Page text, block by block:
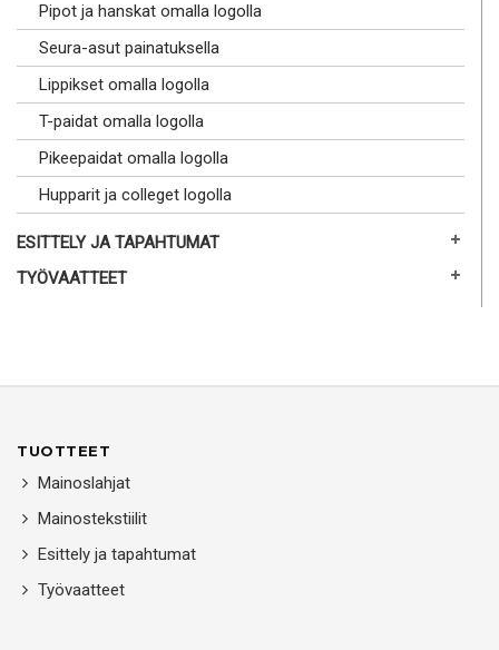
Pipot ja hanskat omalla logolla
Seura-asut painatuksella
Lippikset omalla logolla
T-paidat omalla logolla
Pikeepaidat omalla logolla
Hupparit ja colleget logolla
ESITTELY JA TAPAHTUMAT
TYÖVAATTEET
TUOTTEET
Mainoslahjat
Mainostekstiilit
Esittely ja tapahtumat
Työvaatteet